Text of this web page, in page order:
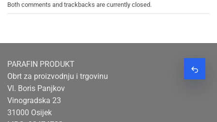
Both comments and trackbacks are currently closed.
PARAFIN PRODUKT
Obrt za proizvodnju i trgovinu
Vl. Boris Panjkov
Vinogradska 23
31000 Osijek